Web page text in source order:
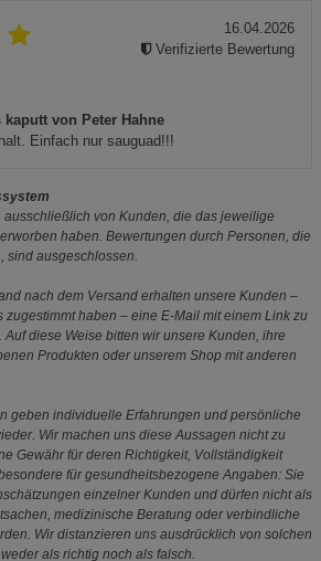
von Peter Hahne
Einfach nur sauguad!!!
16.04.2026
Verifizierte Bewertung
von Kunden, die das jeweilige
haben. Bewertungen durch Personen, die
sind ausgeschlossen.
nach dem Versand erhalten unsere Kunden –
zugestimmt haben – eine E-Mail mit einem Link zu
diese Weise bitten wir unsere Kunden, ihre
Produkten oder unserem Shop mit anderen
geben individuelle Erfahrungen und persönliche
Wir machen uns diese Aussagen nicht zu
Gewähr für deren Richtigkeit, Vollständigkeit
für gesundheitsbezogene Angaben: Sie
einzelner Kunden und dürfen nicht als
medizinische Beratung oder verbindliche
Wir distanzieren uns ausdrücklich von solchen
als richtig noch als falsch.